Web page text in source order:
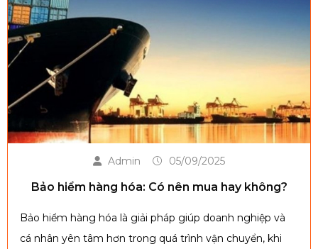
Admin 05/09/2025
Bảo hiểm hàng hóa: Có nên mua hay không?
Bảo hiểm hàng hóa là giải pháp giúp doanh nghiệp và
cá nhân yên tâm hơn trong quá trình vận chuyển, khi